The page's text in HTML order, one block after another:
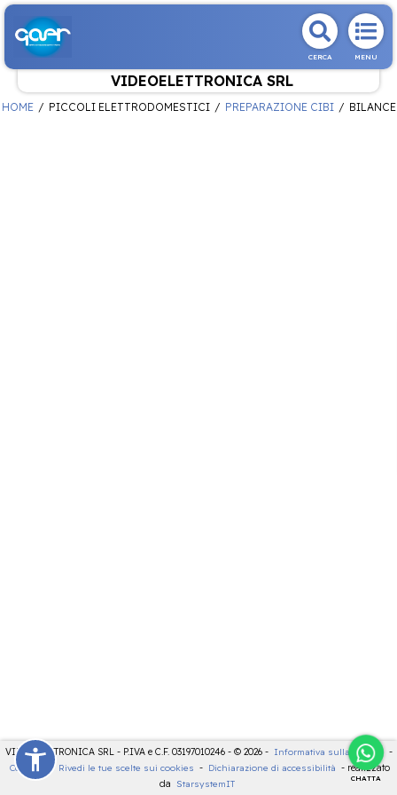
CERCA MENU
VIDEOELETTRONICA SRL
CHATTA
HOME PICCOLI ELETTRODOMESTICI PREPARAZIONE CIBI BILANCE
VIDEOELETTRONICA SRL - P.IVA e C.F. 03197010246 - © 2026 - Informativa sulla privacy -
Cookies
- Rivedi le tue scelte sui cookies - Dichiarazione di accessibilità - realizzato
da
StarsystemIT